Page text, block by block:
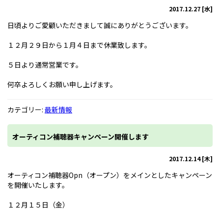
2017.12.27 [水]
日頃よりご愛顧いただきまして誠にありがとうございます。
１２月２９日から１月４日まで休業致します。
５日より通常営業です。
何卒よろしくお願い申し上げます。
カテゴリー: 最新情報
オーティコン補聴器キャンペーン開催します
2017.12.14 [木]
オーティコン補聴器Opn（オープン）をメインとしたキャンペーン
を開催いたします。
１２月１５日（金）